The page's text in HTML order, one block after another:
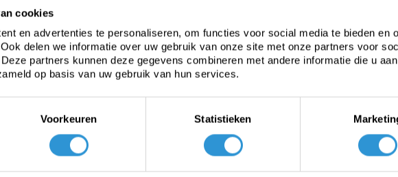
cookies
en advertenties te personaliseren, om functies voor social media te bieden en
delen we informatie over uw gebruik van onze site met onze partners voor
partners kunnen deze gegevens combineren met andere informatie die u
op basis van uw gebruik van hun services.
Voorkeuren Statistieken
200 N
-30 tot +70°C